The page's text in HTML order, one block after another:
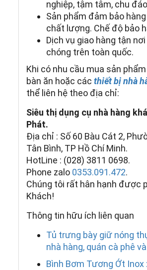
nghiệp, tậm tâm, chu
Sản phẩm đảm bảo
chất lượng. Chế độ bảo
Dịch vụ giao hàng tận
chóng trên toàn quốc.
Khi có nhu cầu mua sản
bàn ăn hoặc cácthiết bị nhà
thể liên hệ theo địa chỉ:
Siêu thị dụng cụ nhà hàng
Phát.
Địa chỉ : Số 60 Bàu Cát 2,
Tân Bình, TP Hồ Chí Minh.
HotLine : (028) 3811 0698.
Phone zalo 0353.091.472.
Chúng tôi rất hân hạnh được
Khách!
Thông tin hữu ích liên quan
Tủ trưng bày giữ nóng
nhà hàng, quán cà phê
Bình Bơm Tương Ớt Inox